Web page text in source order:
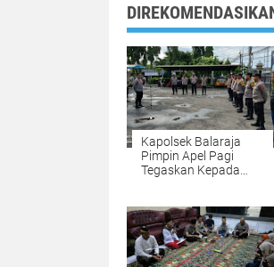
Kapolsek Balaraja
Pimpin Apel Pagi
Tegaskan Kepada
Keamanan Dalam
Mengantisipasi
Guantibmas di
Wilayah Kecamatan